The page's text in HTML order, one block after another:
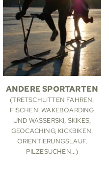
ANDERE SPORTARTEN
(TRETSCHLITTEN FAHREN,
FISCHEN, WAKEBOARDING
UND WASSERSKI, SKIKES,
GEOCACHING, KICKBIKEN,
ORIENTIERUNGSLAUF,
PILZESUCHEN...)